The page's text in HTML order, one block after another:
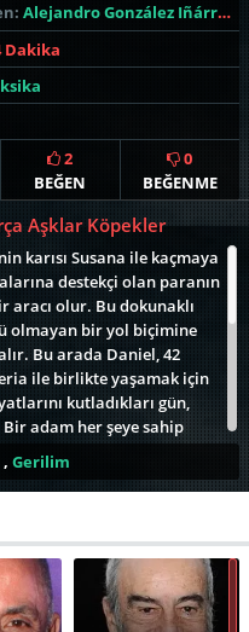
Alejandro González Iñárritu
Dakika
2
BEĞEN
0
BEĞENME
Aşklar Köpekler
karısı Susana ile kaçmaya
destekçi olan paranın
aracı olur. Bu dokunaklı
olmayan bir yol biçimine
Bu arada Daniel, 42
ile birlikte yaşamak için
kutladıkları gün,
adam her şeye sahip
birdenbire değişirse ne
Richi, oturdukları
Bu hadise onların kötü
kaybolması karşısında
umutsuzluğa cesurca göğüs
bir örnek teşkil
gelir, yıllarca hapis
kiralık katil olarak çalışan,
, Gerilim